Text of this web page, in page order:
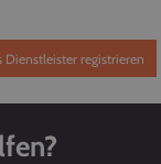
Dienstleister registrieren